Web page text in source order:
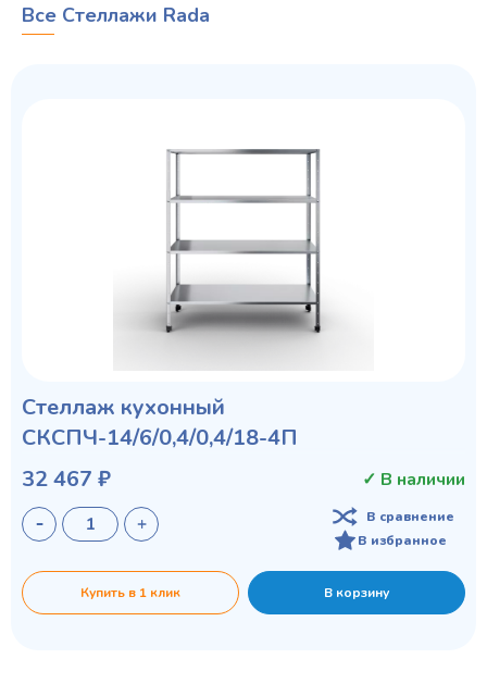
Все Стеллажи Rada
Стеллаж кухонный
СКСПЧ-14/6/0,4/0,4/18-4П
32 467 ₽
✓ В наличии
В сравнение
В избранное
Купить в 1 клик В корзину